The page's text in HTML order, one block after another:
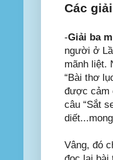
Các
-Giải ba
người ở
mãnh liệt.
“Bài thơ
được cảm
câu “Sắt
Vâng, đó